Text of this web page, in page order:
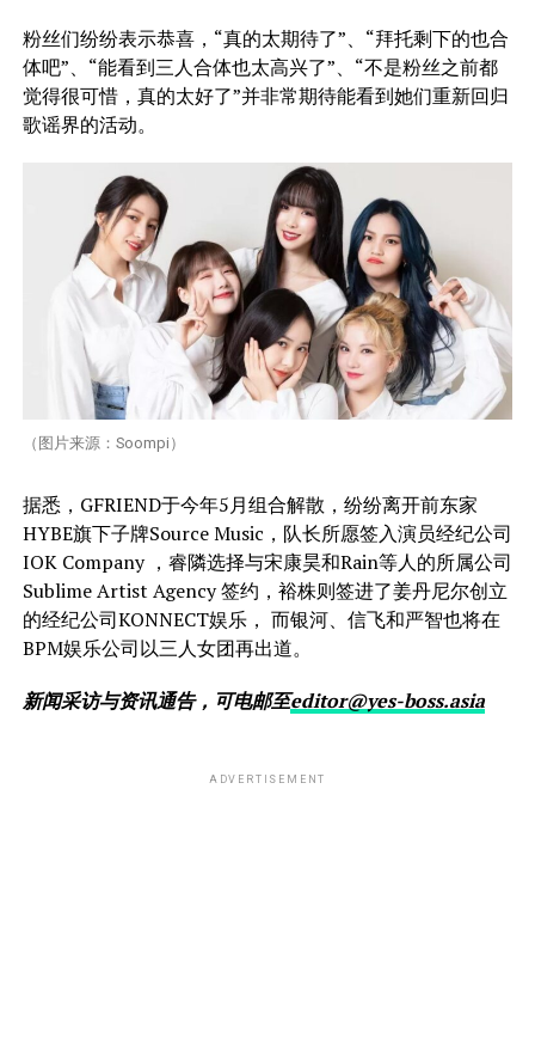
粉丝们纷纷表示恭喜，“真的太期待了”、“拜托剩下的也合
体吧”、“能看到三人合体也太高兴了”、“不是粉丝之前都
觉得很可惜，真的太好了”并非常期待能看到她们重新回归
歌谣界的活动。
（图片来源：Soompi）
据悉，GFRIEND于今年5月组合解散，纷纷离开前东家
HYBE旗下子牌Source Music，队长所愿签入演员经纪公司
IOK Company ，睿隣选择与宋康昊和Rain等人的所属公司
Sublime Artist Agency 签约，裕株则签进了姜丹尼尔创立
的经纪公司KONNECT娱乐， 而银河、信飞和严智也将在
BPM娱乐公司以三人女团再出道。
新闻采访与资讯通告，可电邮至editor@yes-boss.asia
ADVERTISEMENT